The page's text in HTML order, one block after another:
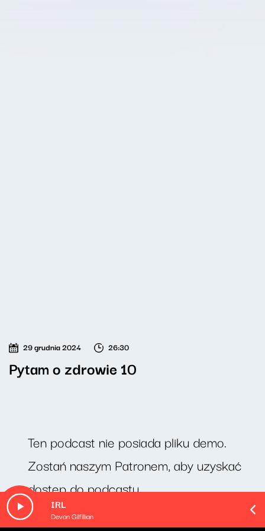
IRL
Devon Gilfillian
Pytam o zdrowie 10
29 grudnia 2024 26:30
Ten podcast nie posiada pliku demo.
Zostań naszym Patronem, aby uzyskać
dostęp do podcastu.